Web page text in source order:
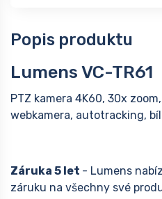
Popis produktu
Lumens VC-TR61
PTZ kamera 4K60, 30x
webkamera, autotracking,
Záruka 5 let - Lumens
záruku na všechny své